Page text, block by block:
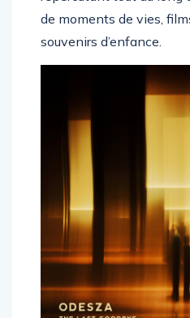
répercutant tout au long
de moments de vies,